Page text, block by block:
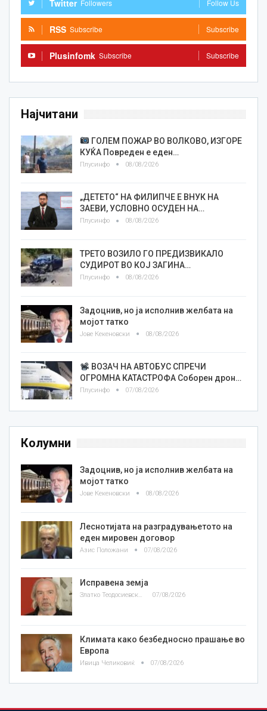
Twitter Followers Follow Us
RSS Subscribe Subscribe
Plusinfomk Subscribe Subscribe
Најчитани
ГОЛЕМ ПОЖАР ВО ВОЛКОВО, ИЗГОРЕ
КУЌА Повреден е еден…
Плусинфо 08/08/2026
„ДЕТЕТО“ НА ФИЛИПЧЕ Е ВНУК НА
ЗАЕВИ, УСЛОВНО ОСУДЕН НА…
Плусинфо 08/08/2026
ТРЕТО ВОЗИЛО ГО ПРЕДИЗВИКАЛО
СУДИРОТ ВО КОЈ ЗАГИНА…
Плусинфо 08/08/2026
Задоцнив, но ја исполнив желбата на
мојот татко
Јове Кекеновски 08/08/2026
ВОЗАЧ НА АВТОБУС СПРЕЧИ
ОГРОМНА КАТАСТРОФА Соборен дрон…
Плусинфо 07/08/2026
Колумни
Задоцнив, но ја исполнив желбата на
мојот татко
Јове Кекеновски 08/08/2026
Леснотијата на разградувањетото на
еден мировен договор
Азис Положани 07/08/2026
Исправена земја
Златко Теодосиевски 07/08/2026
Климата како безбедносно прашање во
Европа
Ивица Челиковиќ 07/08/2026